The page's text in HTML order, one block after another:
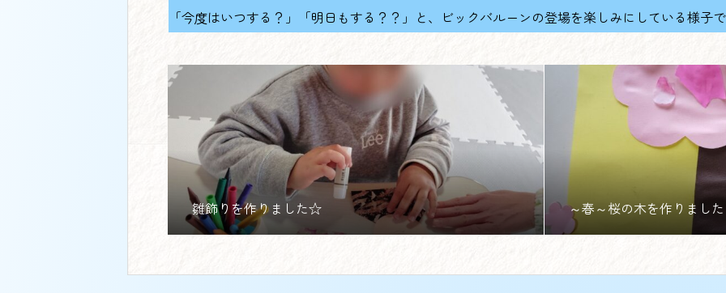
「今度はいつする？」「明日もする？？」と、ビックバルーンの登場を楽しみにしている様子
雛飾りを作りました☆ ～春～桜の木を作りました